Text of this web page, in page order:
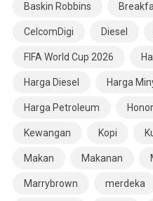
Baskin Robbins
CelcomDigi Diesel
FIFA World Cup 2026
Harga Diesel Harga
Harga Petroleum Honor
Kewangan Kopi
Makan Makanan
Marrybrown merdeka